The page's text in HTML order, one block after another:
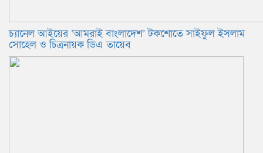
চ্যানেল আইয়ের ‘আমরাই বাংলাদেশ’ টকশোতে সাইফুল ইসলাম
সোহেল ও চিত্রনায়ক ডিএ তায়েব